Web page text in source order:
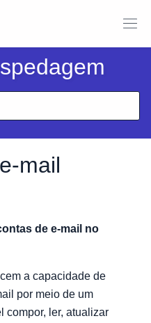
mail
de e-mail no
a capacidade de
por meio de um
compor, ler, atualizar